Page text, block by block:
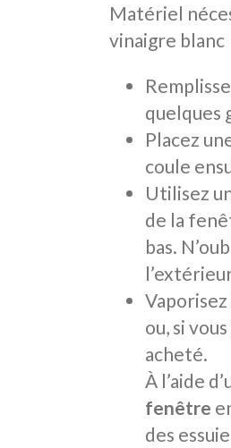
Matériel
vinaigre blanc
quelques
Placez
coule
Utilisez
de la
bas.
ou, si
acheté.
À l’aide
fenêtre
des